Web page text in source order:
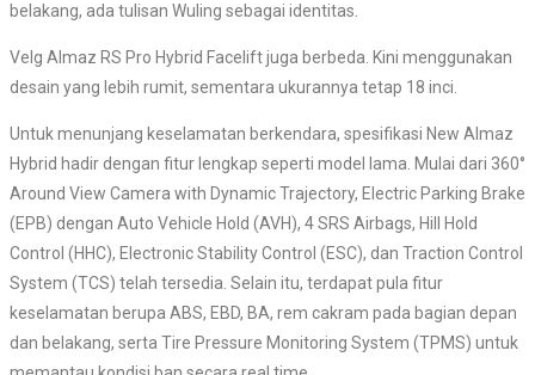
belakang, ada tulisan Wuling sebagai identitas.
Velg Almaz RS Pro Hybrid Facelift juga berbeda. Kini menggunakan
desain yang lebih rumit, sementara ukurannya tetap 18 inci.
Untuk menunjang keselamatan berkendara, spesifikasi New Almaz
Hybrid hadir dengan fitur lengkap seperti model lama. Mulai dari 360°
Around View Camera with Dynamic Trajectory, Electric Parking Brake
(EPB) dengan Auto Vehicle Hold (AVH), 4 SRS Airbags, Hill Hold
Control (HHC), Electronic Stability Control (ESC), dan Traction Control
System (TCS) telah tersedia. Selain itu, terdapat pula fitur
keselamatan berupa ABS, EBD, BA, rem cakram pada bagian depan
dan belakang, serta Tire Pressure Monitoring System (TPMS) untuk